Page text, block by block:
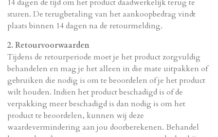
14 dagen de tijd om het product daadwerkelijk terug te
sturen. De terugbetaling van het aankoopbedrag vindt
plaats binnen 14 dagen na de retourmelding.
2. Retourvoorwaarden
Tijdens de retourperiode moet je het product zorgvuldig
behandelen en mag je het alleen in die mate uitpakken of
gebruiken die nodig is om te beoordelen of je het product
wilt houden. Indien het product beschadigd is of de
verpakking meer beschadigd is dan nodig is om het
product te beoordelen, kunnen wij deze
waardevermindering aan jou doorberekenen. Behandel